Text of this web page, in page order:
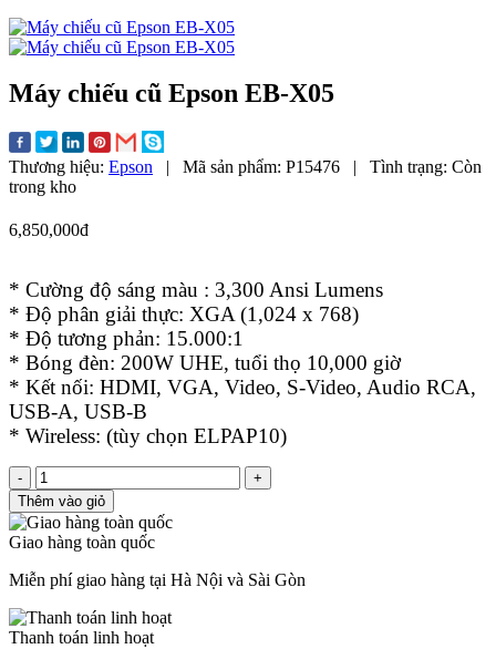
Máy chiếu cũ Epson EB-X05
Thương hiệu: Epson | Mã sản phẩm: P15476 | Tình trạng: Còn
trong kho
6,850,000đ
* Cường độ sáng màu : 3,300 Ansi Lumens
* Độ phân giải thực: XGA (1,024 x 768)
* Độ tương phản: 15.000:1
* Bóng đèn: 200W UHE, tuổi thọ 10,000 giờ
* Kết nối: HDMI, VGA, Video, S-Video, Audio RCA,
USB-A, USB-B
* Wireless: (tùy chọn ELPAP10)
-
+
Thêm vào giỏ
Giao hàng toàn quốc
Miễn phí giao hàng tại Hà Nội và Sài Gòn
Thanh toán linh hoạt